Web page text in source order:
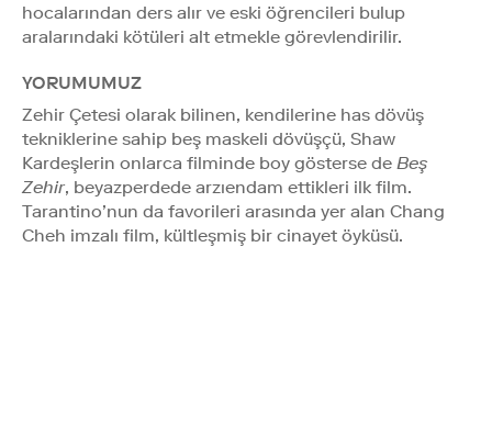
hocalarından ders alır ve eski öğrencileri bulup
aralarındaki kötüleri alt etmekle görevlendirilir.
YORUMUMUZ
Zehir Çetesi olarak bilinen, kendilerine has dövüş
tekniklerine sahip beş maskeli dövüşçü, Shaw
Kardeşlerin onlarca filminde boy gösterse de Beş
Zehir, beyazperdede arzıendam ettikleri ilk film.
Tarantino’nun da favorileri arasında yer alan Chang
Cheh imzalı film, kültleşmiş bir cinayet öyküsü.